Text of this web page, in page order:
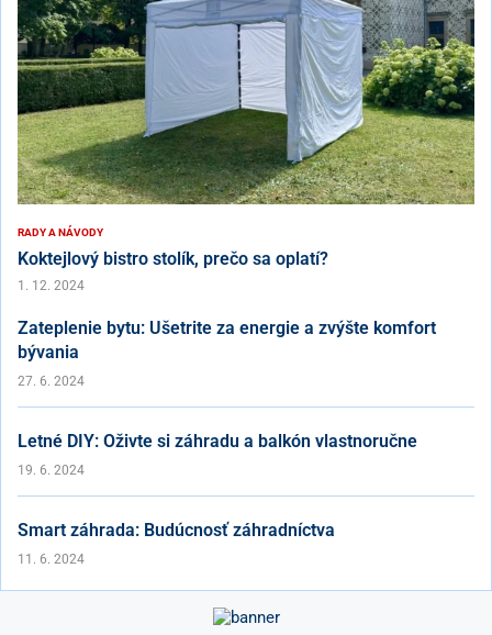
RADY A NÁVODY
Koktejlový bistro stolík, prečo sa oplatí?
1. 12. 2024
Zateplenie bytu: Ušetrite za energie a zvýšte komfort
bývania
27. 6. 2024
Letné DIY: Oživte si záhradu a balkón vlastnoručne
19. 6. 2024
Smart záhrada: Budúcnosť záhradníctva
11. 6. 2024